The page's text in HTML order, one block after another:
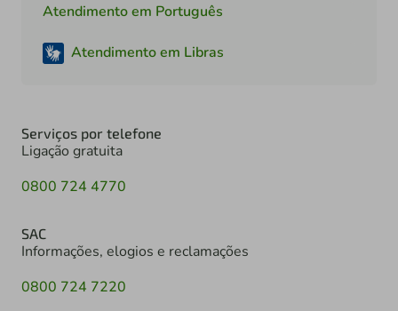
Atendimento em Português
Atendimento em Libras
Serviços por telefone
Ligação gratuita
0800 724 4770
SAC
Informações, elogios e reclamações
0800 724 7220